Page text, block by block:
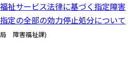
祉サービス法律に基づく指定障害
定の全部の効力停止処分について
障害福祉課)